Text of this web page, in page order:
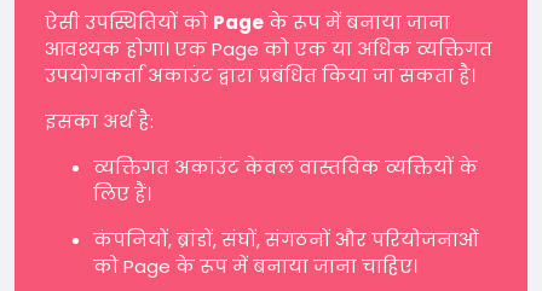
ऐसी उपस्थितियों को Pageके रूप में बनाया जाना
आवश्यक होगा। एक Page को एक या अधिक व्यक्तिगत
उपयोगकर्ता अकाउंट द्वारा प्रबंधित किया जा सकता है।
इसका अर्थ है:
व्यक्तिगत अकाउंट केवल वास्तविक व्यक्तियों के
लिए हैं।
कंपनियों, ब्रांडों, संघों, संगठनों और परियोजनाओं
को Page के रूप में बनाया जाना चाहिए।